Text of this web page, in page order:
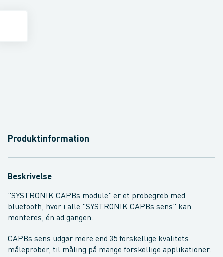
Produktinformation
Beskrivelse
"SYSTRONIK CAPBs module" er et probegreb med
bluetooth, hvor i alle "SYSTRONIK CAPBs sens" kan
monteres, én ad gangen.
CAPBs sens udgør mere end 35 forskellige kvalitets
måleprober, til måling på mange forskellige applikationer.